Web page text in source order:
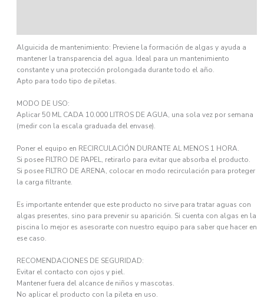
Alguicida de mantenimiento: Previene la formación de algas y ayuda a
mantener la transparencia del agua. Ideal para un mantenimiento
constante y una protección prolongada durante todo el año.
Apto para todo tipo de piletas.
MODO DE USO:
Aplicar 50 ML CADA 10.000 LITROS DE AGUA, una sola vez por semana
(medir con la escala graduada del envase).
Poner el equipo en RECIRCULACIÓN DURANTE AL MENOS 1 HORA.
Si posee FILTRO DE PAPEL, retirarlo para evitar que absorba el producto.
Si posee FILTRO DE ARENA, colocar en modo recirculación para proteger
la carga filtrante.
Es importante entender que este producto no sirve para tratar aguas con
algas presentes, sino para prevenir su aparición. Si cuenta con algas en la
piscina lo mejor es asesorarte con nuestro equipo para saber que hacer en
ese caso.
RECOMENDACIONES DE SEGURIDAD:
Evitar el contacto con ojos y piel.
Mantener fuera del alcance de niños y mascotas.
No aplicar el producto con la pileta en uso.